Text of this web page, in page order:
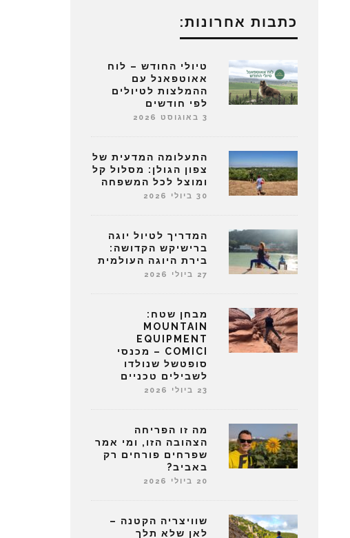
כתבות אחרונות:
טיולי החודש – לוח
אאוטפאנל עם
ההמלצות לטיולים
לפי חודשים
3 באוגוסט 2026
התעלומה המדעית של
צפון הגולן: מסלול קל
ומוצל לכל המשפחה
30 ביולי 2026
המדריך לטיול יוגה
ברישיקש הקדושה:
בירת היוגה העולמית
27 ביולי 2026
מבחן שטח:
MOUNTAIN
EQUIPMENT
COMICI – מכנסי
סופטשל שנולדו
לשבילים טכניים
23 ביולי 2026
מה זו הפריחה
הצהובה הזו, ומי אמר
שפרחים פורחים רק
באביב?
20 ביולי 2026
שוויצריה הקטנה –
לאן שלא תלך